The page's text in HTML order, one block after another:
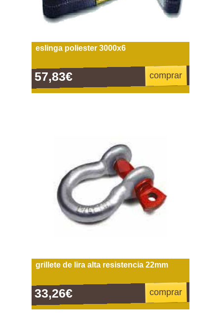
eslinga poliester 3000x6
57,83€ comprar
grillete de lira alta resistencia 22mm
33,26€ comprar